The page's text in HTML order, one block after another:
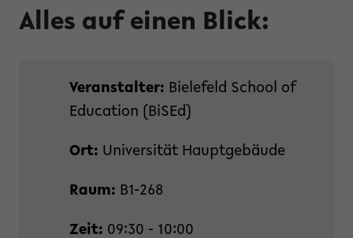
Alles auf einen Blick:
Veranstalter: Bielefeld School of
Education (BiSEd)
Ort: Universität Hauptgebäude
Raum: B1-268
Zeit: 09:30 - 10:00